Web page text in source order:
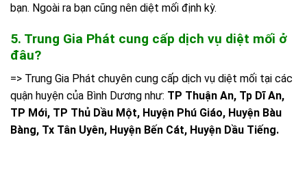
bạn. Ngoài ra bạn cũng nên diệt mối định kỳ.
5. Trung Gia Phát cung cấp dịch vụ diệt mối ở
đâu?
=> Trung Gia Phát chuyên cung cấp dịch vụ diệt mối tại các
quận huyện của Bình Dương như: TP Thuận An, Tp Dĩ An,
TP Mới, TP Thủ Dầu Một, Huyện Phú Giáo, Huyện Bàu
Bàng, Tx Tân Uyên, Huyện Bến Cát, Huyện Dầu Tiếng.